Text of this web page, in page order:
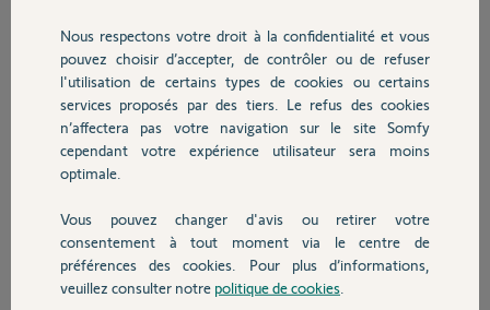
Chauffage
Autres produits
Devis avec un pro
Contact
Réponses
Mikaël B. il y a presque 2 ans
Bonjour Mikaël,
Je vous ai répondu sur un autre post.
Merci de ne pas multiplier les demandes sur le même sujet.
Nous respectons votre droit à la confidentialité et vous
pouvez choisir d’accepter, de contrôler ou de refuser
l'utilisation de certains types de cookies ou certains
services proposés par des tiers. Le refus des cookies
n’affectera pas votre navigation sur le site Somfy
cependant votre expérience utilisateur sera moins
optimale.
Vous pouvez changer d'avis ou retirer votre
consentement à tout moment via le centre de
préférences des cookies. Pour plus d’informations,
veuillez consulter notre politique de cookies